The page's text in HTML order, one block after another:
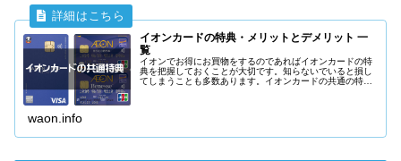
イオンカードの特典・メリットとデメリット 一
覧
イオンでお得にお買物をするのであればイオンカードの特
典を把握しておくことが大切です。知らないでいると損し
てしまうことも多数あります。イオンカードの共通の特典
waon.info